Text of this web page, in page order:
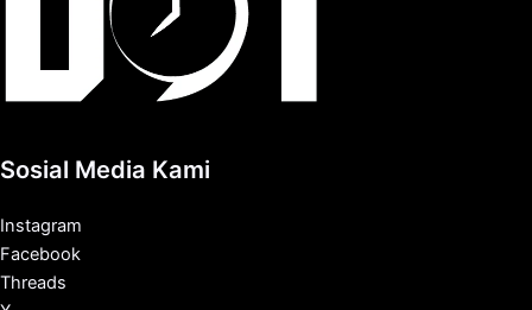
Sosial Media Kami
Instagram
Facebook
Threads